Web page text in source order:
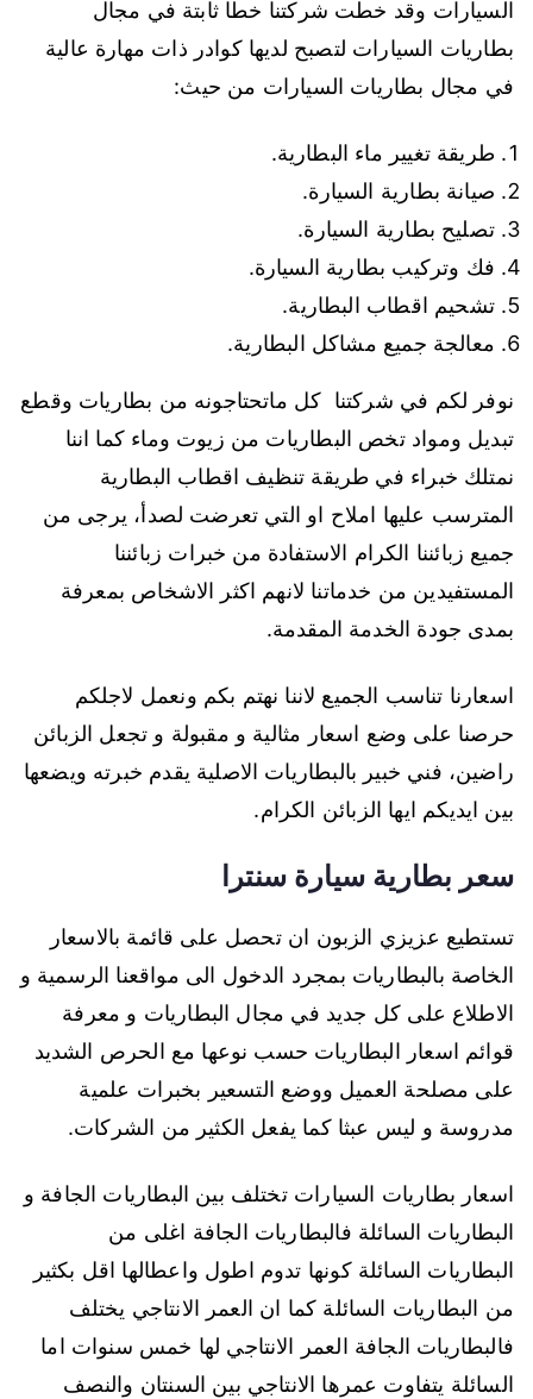
السيارات وقد خطت شركتنا خطا ثابتة في مجال
بطاريات السيارات لتصبح لديها كوادر ذات مهارة عالية
في مجال بطاريات السيارات من حيث:
طريقة تغيير ماء البطارية.
صيانة بطارية السيارة.
تصليح بطارية السيارة.
فك وتركيب بطارية السيارة.
تشحيم اقطاب البطارية.
معالجة جميع مشاكل البطارية.
نوفر لكم في شركتنا كل ماتحتاجونه من بطاريات وقطع
تبديل ومواد تخص البطاريات من زيوت وماء كما اننا
نمتلك خبراء في طريقة تنظيف اقطاب البطارية
المترسب عليها املاح او التي تعرضت لصدأ، يرجى من
جميع زبائننا الكرام الاستفادة من خبرات زبائننا
المستفيدين من خدماتنا لانهم اكثر الاشخاص بمعرفة
بمدى جودة الخدمة المقدمة.
اسعارنا تناسب الجميع لاننا نهتم بكم ونعمل لاجلكم
حرصنا على وضع اسعار مثالية و مقبولة و تجعل الزبائن
راضين، فني خبير بالبطاريات الاصلية يقدم خبرته ويضعها
بين ايديكم ايها الزبائن الكرام.
سعر بطارية سيارة سنترا
تستطيع عزيزي الزبون ان تحصل على قائمة بالاسعار
الخاصة بالبطاريات بمجرد الدخول الى مواقعنا الرسمية و
الاطلاع على كل جديد في مجال البطاريات و معرفة
قوائم اسعار البطاريات حسب نوعها مع الحرص الشديد
على مصلحة العميل ووضع التسعير بخبرات علمية
مدروسة و ليس عبثا كما يفعل الكثير من الشركات.
اسعار بطاريات السيارات تختلف بين البطاريات الجافة و
البطاريات السائلة فالبطاريات الجافة اغلى من
البطاريات السائلة كونها تدوم اطول واعطالها اقل بكثير
من البطاريات السائلة كما ان العمر الانتاجي يختلف
فالبطاريات الجافة العمر الانتاجي لها خمس سنوات اما
السائلة يتفاوت عمرها الانتاجي بين السنتان والنصف